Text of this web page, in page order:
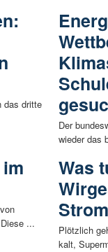
das dritte
...
Der
wieder das
Was
Plötzlich
kalt,